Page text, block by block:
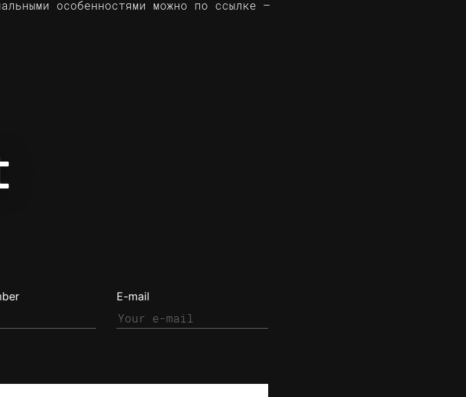
особенностями можно по ссылке –
E-mail